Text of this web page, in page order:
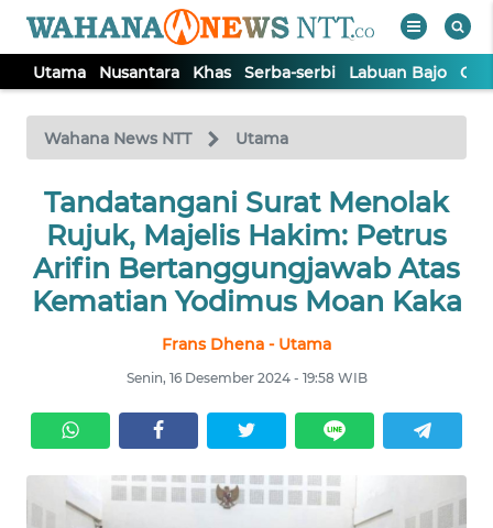
Utama Nusantara Khas Serba-serbi Labuan Bajo
Wahana News NTT Utama
Tandatangani Surat Menolak
Rujuk, Majelis Hakim: Petrus
Arifin Bertanggungjawab Atas
Kematian Yodimus Moan Kaka
Frans Dhena - Utama
Senin, 16 Desember 2024 - 19:58 WIB
TV
Tutup
UTAMA
NUSANTARA
SERBI
LABUAN
BAJO